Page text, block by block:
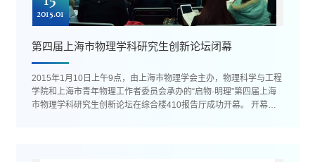
2015.01
第四届上海市物理学科研究生创新论坛闭幕
2015年1月10日上午9点，由上海市物理学会主办，物理科学与工程
学院和上海市青年物理工作者委员会承办的“启物·明理”第四届上海
市物理学科研究生创新论坛在综合楼410报告厅成功开幕。 开幕式